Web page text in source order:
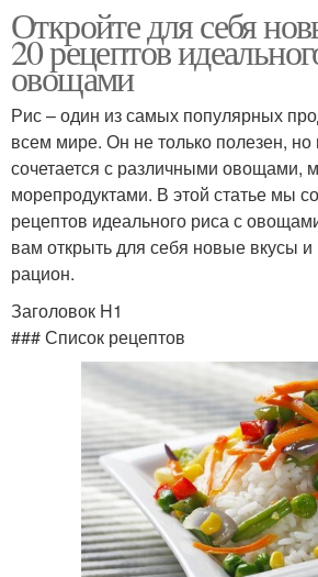
Откройте для себя
20 рецептов
овощами
Рис – один из самых популярных
всем мире. Он не только полезен, но
сочетается с различными овощами,
морепродуктами. В этой статье мы
рецептов идеального риса с
вам открыть для себя новые вкусы и
рацион.
Заголовок H1
### Список рецептов